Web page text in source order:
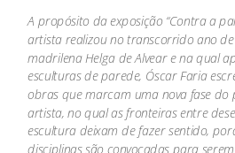
A propósito da exposição “Contra a
artista realizou no transcorrido ano
madrilena Helga de Alvear e na qual
esculturas de parede, Óscar Faria
obras que marcam uma nova fase do
artista, no qual as fronteiras entre
escultura deixam de fazer sentido,
disciplinas são convocadas para